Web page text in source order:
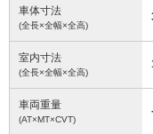
車体寸法
(全長×全幅×全高)
室内寸法
(全長×全幅×全高)
車両重量
(AT×MT×CVT)